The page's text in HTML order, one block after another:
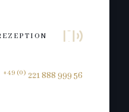
+49 (0) 221 888 999 56